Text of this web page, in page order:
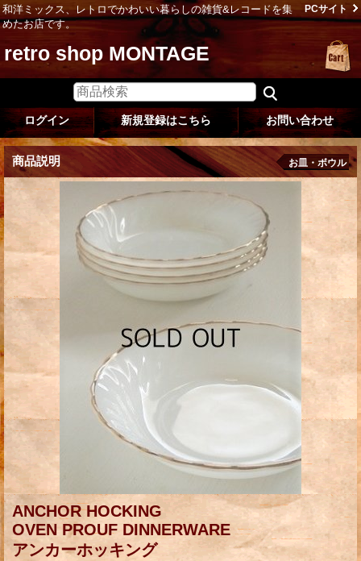
和洋ミックス、レトロでかわいい暮らしの雑貨&レコードを集
めたお店です。
PCサイト
retro shop MONTAGE
ログイン 新規登録はこちら お問い合わせ
商品説明 お皿・ボウル
ANCHOR HOCKING
OVEN PROUF DINNERWARE
アンカーホッキング